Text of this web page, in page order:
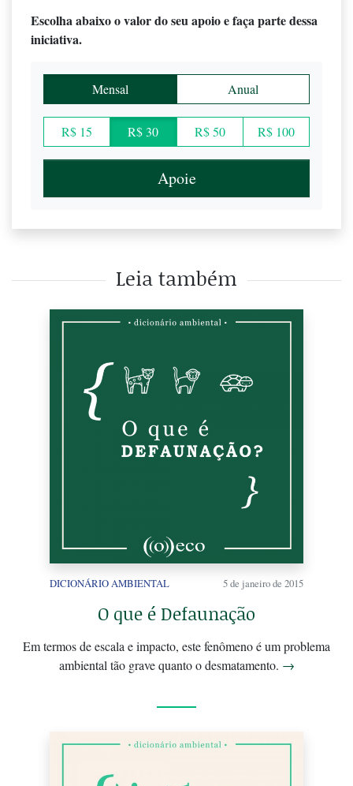
Escolha abaixo o valor do seu apoio e faça parte dessa
iniciativa.
Mensal Anual
R$ 15 R$ 30 R$ 50 R$ 100
Apoie
Leia também
DICIONÁRIO AMBIENTAL 5 de janeiro de 2015
O que é Defaunação
Em termos de escala e impacto, este fenômeno é um problema
ambiental tão grave quanto o desmatamento. →